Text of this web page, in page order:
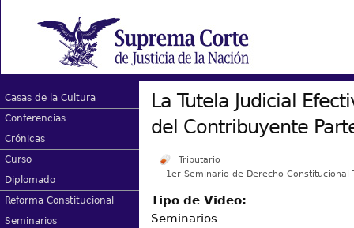
Casas de la Cultura
Conferencias
Crónicas
Curso
Diplomado
Reforma Constitucional
Seminarios
La Tutela Judicial
del Contribuyente
Tributario
1er Seminario de Derecho
Tipo de Video:
Seminarios